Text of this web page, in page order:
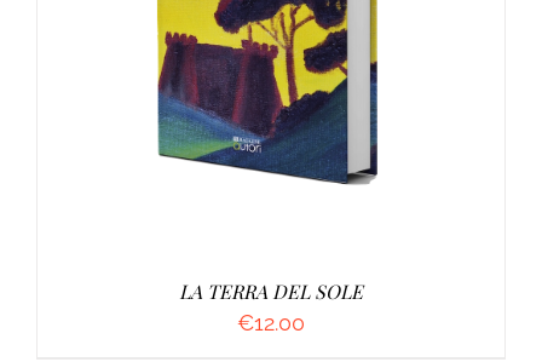
AGGIUNGI AL CARRELLO /
LA TERRA DEL SOLE
€12.00